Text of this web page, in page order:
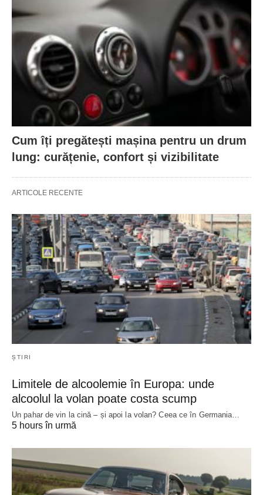
Cum îți pregătești mașina pentru un drum
lung: curățenie, confort și vizibilitate
ARTICOLE RECENTE
ȘTIRI
Limitele de alcoolemie în Europa: unde
alcoolul la volan poate costa scump
Un pahar de vin la cină – și apoi la volan? Ceea ce în Germania…
5 hours în urmă